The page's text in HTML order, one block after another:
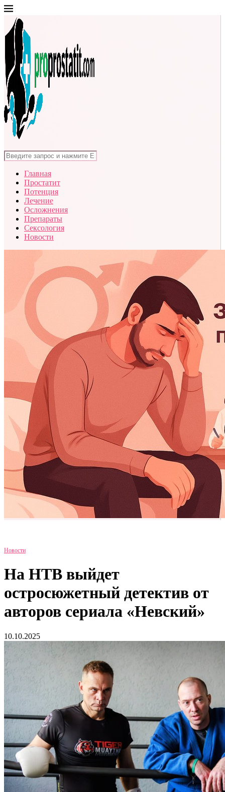
Главная
Простатит
Потенция
Лечение
Осложнения
Препараты
Сексология
Новости
Новости
На НТВ выйдет
остросюжетный детектив от
авторов сериала «Невский»
10.10.2025